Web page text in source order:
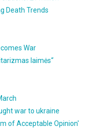
Death Trends
War
laimės“
war to ukraine
of Acceptable Opinion'